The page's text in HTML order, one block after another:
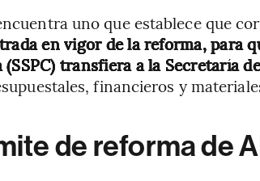
uno que establece que
en vigor de la reforma, para
transfiera a la Secretaría
financieros y
de reforma de